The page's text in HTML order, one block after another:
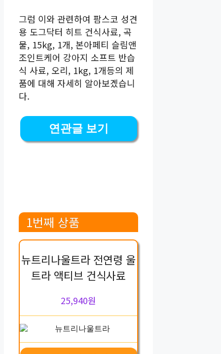
그럼 이와 관련하여 팜스코 성견
용 도그닥터 히트 건식사료, 곡
물, 15kg, 1개, 본아페티 슬림앤
조인트케어 강아지 소프트 반습
식 사료, 오리, 1kg, 1개등의 제
품에 대해 자세히 알아보겠습니
다.
연관글 보기
1번째 상품
뉴트리나울트라 전연령 울
트라 액티브 건식사료
25,940원